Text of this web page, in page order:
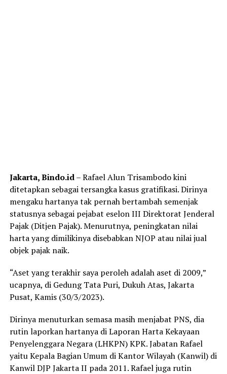
Jakarta, Bindo.id– Rafael Alun Trisambodo kini
ditetapkan sebagai tersangka kasus gratifikasi. Dirinya
mengaku hartanya tak pernah bertambah semenjak
statusnya sebagai pejabat eselon III Direktorat Jenderal
Pajak (Ditjen Pajak). Menurutnya, peningkatan nilai
harta yang dimilikinya disebabkan NJOP atau nilai jual
objek pajak naik.
“Aset yang terakhir saya peroleh adalah aset di 2009,”
ucapnya, di Gedung Tata Puri, Dukuh Atas, Jakarta
Pusat, Kamis (30/3/2023).
Dirinya menuturkan semasa masih menjabat PNS, dia
rutin laporkan hartanya di Laporan Harta Kekayaan
Penyelenggara Negara (LHKPN) KPK. Jabatan Rafael
yaitu Kepala Bagian Umum di Kantor Wilayah (Kanwil) di
Kanwil DJP Jakarta II pada 2011. Rafael juga rutin